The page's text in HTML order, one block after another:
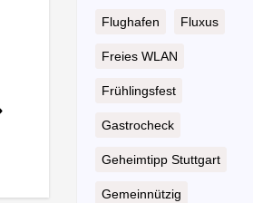
Flughafen Fluxus
Freies WLAN
Frühlingsfest
Gastrocheck
Geheimtipp Stuttgart
Gemeinnützig